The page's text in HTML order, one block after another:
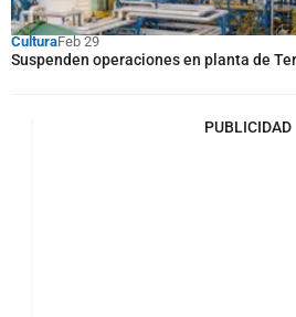
CulturaFeb 29
Suspenden operaciones en planta de
PUBLICIDAD